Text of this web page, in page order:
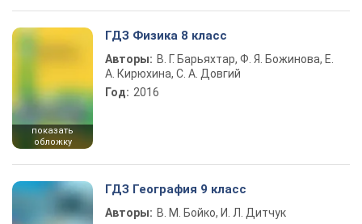
показать
обложку
ГДЗ Физика 8 класс
Авторы: В. Г. Барьяхтар, Ф. Я. Божинова, Е.
А. Кирюхина, С. А. Довгий
Год: 2016
ГДЗ География 9 класс
Авторы: В. М. Бойко, И. Л. Дитчук